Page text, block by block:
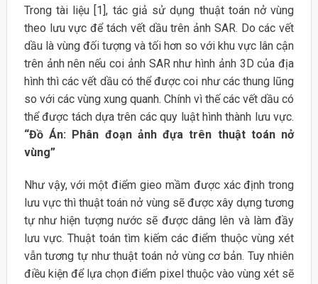
Trong tài liệu [1], tác giả sử dụng thuật toán nở vùng
theo lưu vực để tách vết dầu trên ảnh SAR. Do các vết
dầu là vùng đối tượng và tối hơn so với khu vực lân cận
trên ảnh nên nếu coi ảnh SAR như hình ảnh 3D của địa
hình thì các vết dầu có thể được coi như các thung lũng
so với các vùng xung quanh. Chính vì thế các vết dầu có
thể được tách dựa trên các quy luật hình thành lưu vực.
“Đồ Án: Phân đoạn ảnh đựa trên thuật toán nở
vùng”
Như vậy, với một điểm gieo mầm được xác định trong
lưu vực thì thuật toán nở vùng sẽ được xây dựng tương
tự như hiện tượng nước sẽ được dâng lên và làm đầy
lưu vực. Thuật toán tìm kiếm các điểm thuộc vùng xét
vẫn tương tự như thuật toán nở vùng cơ bản. Tuy nhiên
điều kiện để lựa chọn điểm pixel thuộc vào vùng xét sẽ